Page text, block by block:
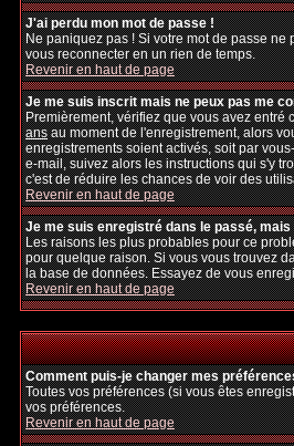
J'ai perdu mon mot de passe !
Ne paniquez pas ! Si votre mot de passe
vous reconnecter en un rien de temps.
Revenir en haut de page
Je me suis inscrit mais ne peux pas me
Premièrement, vérifiez que vous avez entré
ansau moment de l'enregistrement, alors
enregistrements soient activés, soit par
e-mail, suivez alors les instructions qui s'y
c'est de réduire les chances de voir des
Revenir en haut de page
Je me suis enregistré dans le passé,
Les raisons les plus probables pour ce
pour quelque raison. Si vous vous trouvez
la base de données. Essayez de vous
Revenir en haut de page
Comment puis-je changer mes
Toutes vos préférences (si vous êtes
vos préférences.
Revenir en haut de page